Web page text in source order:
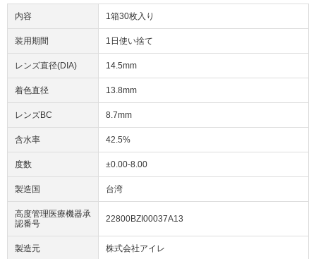
内容 1箱30枚入り
装用期間 1日使い捨て
レンズ直径(DIA) 14.5mm
着色直径 13.8mm
レンズBC 8.7mm
含水率 42.5%
度数 ±0.00-8.00
製造国 台湾
高度管理医療機器承
認番号
22800BZI00037A13
製造元 株式会社アイレ